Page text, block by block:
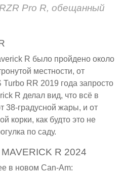
Pro R, обещанный
R было пройдено около
местности, от
RR 2019 года запросто
R делал вид, что всё в
38-градусной жары, и от
корки, как будто это не
по саду.
R 2024
в новом Can-Am: